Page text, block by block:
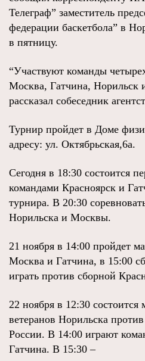
Телеграф” заместитель
федерации баскетбола” в
в пятницу.
“Участвуют команды
Москва, Гатчина, Норильск
рассказал собеседник
Турнир пройдет в Доме
адресу: ул. Октябрьская,6а.
Сегодня в 18:30 состоится
командами Красноярск и
турнира. В 20:30
Норильска и Москвы.
21 ноября в 14:00 пройдет
Москва и Гатчина, в 15:00
играть против сборной
22 ноября в 12:30
ветеранов Норильска
России. В 14:00 играют
Гатчина. В 15:30 –